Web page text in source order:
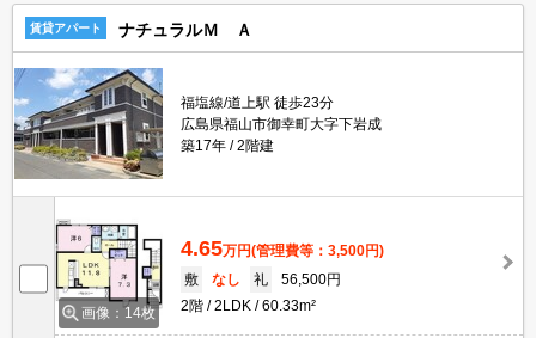
賃貸アパート ナチュラルＭ Ａ
福塩線/道上駅 徒歩23分
広島県福山市御幸町大字下岩成
築17年
2階建
画像：14枚
4.65万円(管理費等：3,500円)
敷
なし 礼
56,500円
2階
2LDK 60.33m²